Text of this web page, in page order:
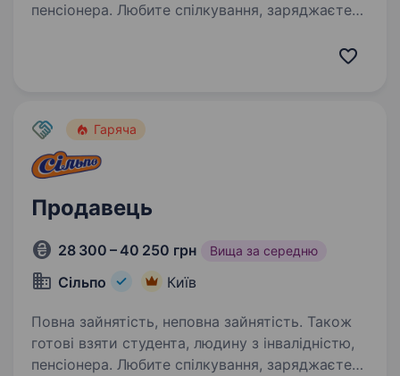
пенсіонера. Любите спілкування, заряджаєте
настрій? «Сільпо» — це не просто робота, а
Гостей. Що потрібно…
Гаряча
Продавець
28 300 – 40 250 грн Вища за середню
Сільпо Київ
Повна зайнятість, неповна зайнятість. Також
готові взяти студента, людину з інвалідністю,
пенсіонера. Любите спілкування, заряджаєте